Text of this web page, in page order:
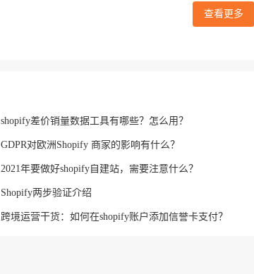
查看更多
shopify差价销量数据工具有哪些？怎么用？
GDPR对欧洲Shopify 商家的影响有什么？
2021年要做好shopify自建站，需要注意什么？
Shopify两步验证介绍
跨境运营干货：如何在shopify账户添加信誉卡支付？